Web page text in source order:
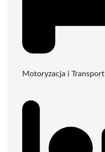
Motoryzacja i Transport